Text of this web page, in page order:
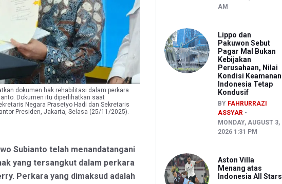
dokumen hak rehabilitasi dalam perkara
Dokumen itu diperlihatkan saat
Negara Prasetyo Hadi dan Sekretaris
Presiden, Jakarta, Selasa (25/11/2025).
Subianto telah menandatangani
yang tersangkut dalam perkara
Perkara yang dimaksud adalah
AM
Lippo dan
Pakuwon Sebut
Pagar Mal Bukan
Kebijakan
Perusahaan, Nilai
Kondisi Keamanan
Indonesia Tetap
Kondusif
BY FAHRURRAZI
ASSYAR
MONDAY, AUGUST 3,
2026 1:31 PM
Aston Villa
Menang atas
Indonesia All Stars